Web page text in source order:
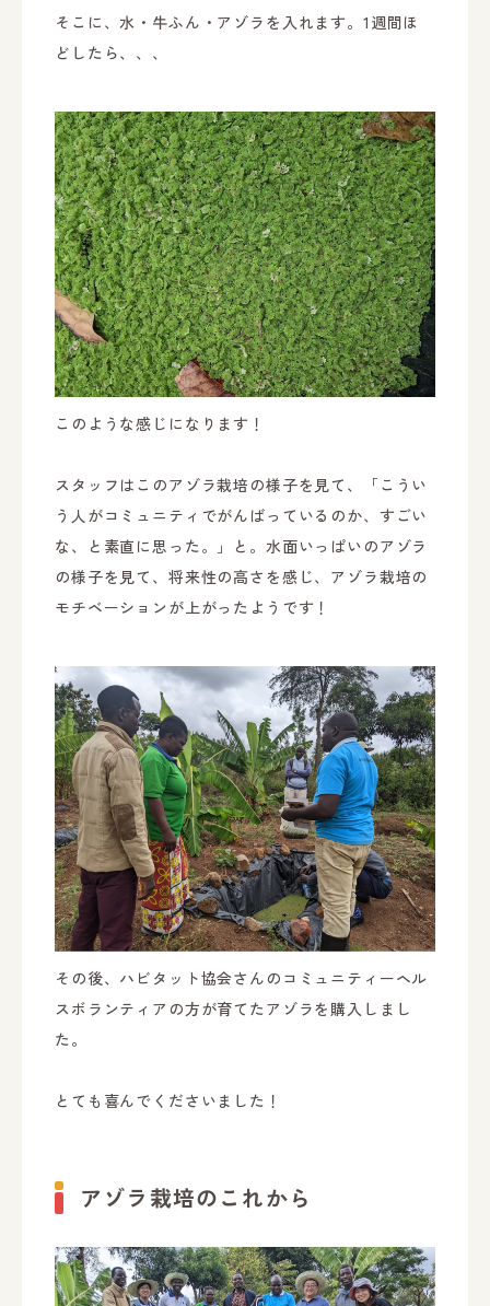
そこに、水・牛ふん・アゾラを入れます。1週間ほ
どしたら、、、
このような感じになります！
スタッフはこのアゾラ栽培の様子を見て、「こうい
う人がコミュニティでがんばっているのか、すごい
な、と素直に思った。」と。水面いっぱいのアゾラ
の様子を見て、将来性の高さを感じ、アゾラ栽培の
モチベーションが上がったようです！
その後、ハビタット協会さんのコミュニティーヘル
スボランティアの方が育てたアゾラを購入しまし
た。
とても喜んでくださいました！
アゾラ栽培のこれから